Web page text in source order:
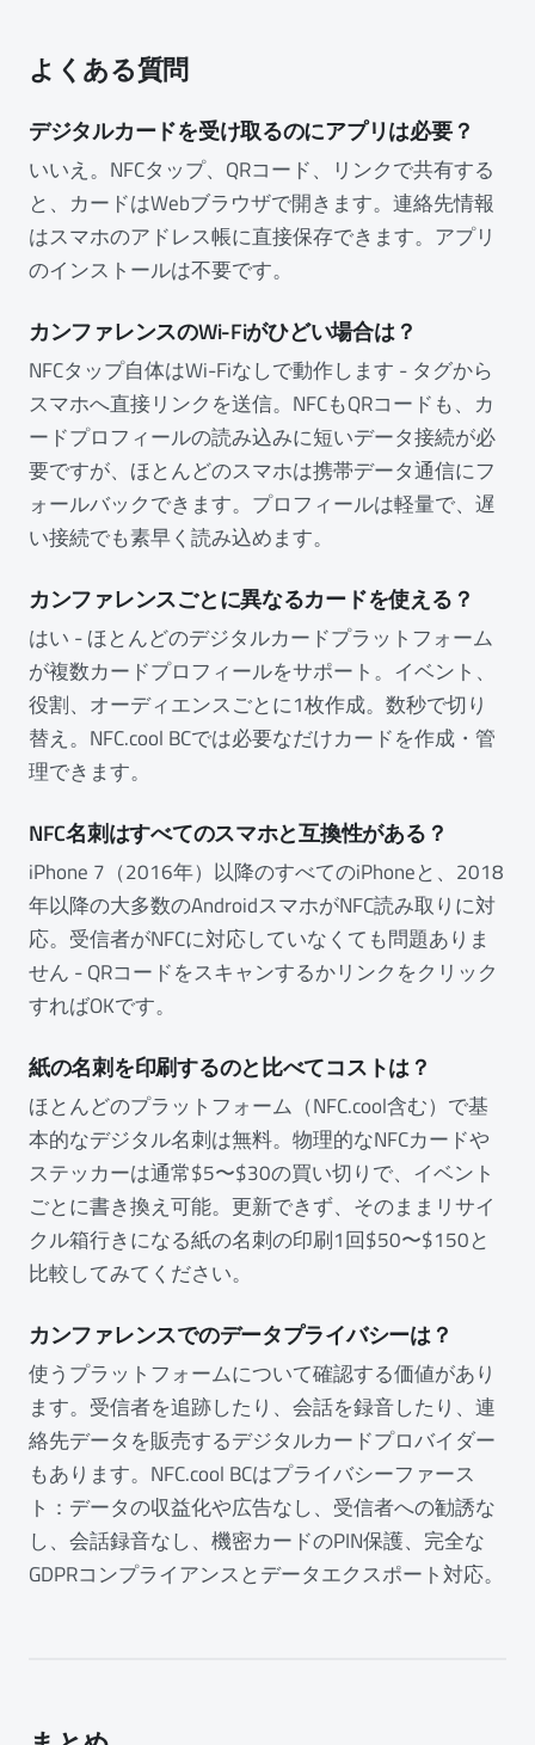
よくある質問
デジタルカードを受け取るのにアプリは必要？
いいえ。NFCタップ、QRコード、リンクで共有する
と、カードはWebブラウザで開きます。連絡先情報
はスマホのアドレス帳に直接保存できます。アプリ
のインストールは不要です。
カンファレンスのWi-Fiがひどい場合は？
NFCタップ自体はWi-Fiなしで動作します - タグから
スマホへ直接リンクを送信。NFCもQRコードも、カ
ードプロフィールの読み込みに短いデータ接続が必
要ですが、ほとんどのスマホは携帯データ通信にフ
ォールバックできます。プロフィールは軽量で、遅
い接続でも素早く読み込めます。
カンファレンスごとに異なるカードを使える？
はい - ほとんどのデジタルカードプラットフォーム
が複数カードプロフィールをサポート。イベント、
役割、オーディエンスごとに1枚作成。数秒で切り
替え。NFC.cool BCでは必要なだけカードを作成・管
理できます。
NFC名刺はすべてのスマホと互換性がある？
iPhone 7（2016年）以降のすべてのiPhoneと、2018
年以降の大多数のAndroidスマホがNFC読み取りに対
応。受信者がNFCに対応していなくても問題ありま
せん - QRコードをスキャンするかリンクをクリック
すればOKです。
紙の名刺を印刷するのと比べてコストは？
ほとんどのプラットフォーム（NFC.cool含む）で基
本的なデジタル名刺は無料。物理的なNFCカードや
ステッカーは通常$5〜$30の買い切りで、イベント
ごとに書き換え可能。更新できず、そのままリサイ
クル箱行きになる紙の名刺の印刷1回$50〜$150と
比較してみてください。
カンファレンスでのデータプライバシーは？
使うプラットフォームについて確認する価値があり
ます。受信者を追跡したり、会話を録音したり、連
絡先データを販売するデジタルカードプロバイダー
もあります。NFC.cool BCはプライバシーファース
ト：データの収益化や広告なし、受信者への勧誘な
し、会話録音なし、機密カードのPIN保護、完全な
GDPRコンプライアンスとデータエクスポート対応。